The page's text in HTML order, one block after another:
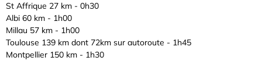
St Affrique 27 km - 0h30
Albi 60 km - 1h00
Millau 57 km - 1h00
Toulouse 139 km dont 72km sur autoroute - 1h45
Montpellier 150 km - 1h30